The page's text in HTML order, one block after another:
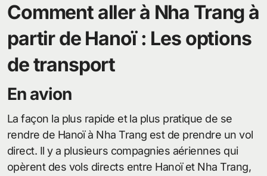
Comment aller à Nha Trang à
partir de Hanoï : Les options
de transport
En avion
La façon la plus rapide et la plus pratique de se
rendre de Hanoï à Nha Trang est de prendre un vol
direct. Il y a plusieurs compagnies aériennes qui
opèrent des vols directs entre Hanoï et Nha Trang,